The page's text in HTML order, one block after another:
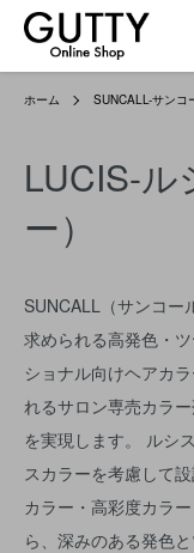
ホーム SUNCALL-サンコ
LUCIS-ル
ー）
SUNCALL（サンコー
求められる高発色・
ショナル向けヘアカ
れるサロン専売カラ
を実現します。 ルシ
スカラーを考慮して
カラー・高彩度カラ
ら、深みのある発色